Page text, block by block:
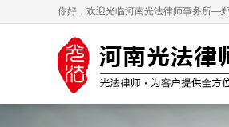
你好，欢迎光临河南光法律师事务所—